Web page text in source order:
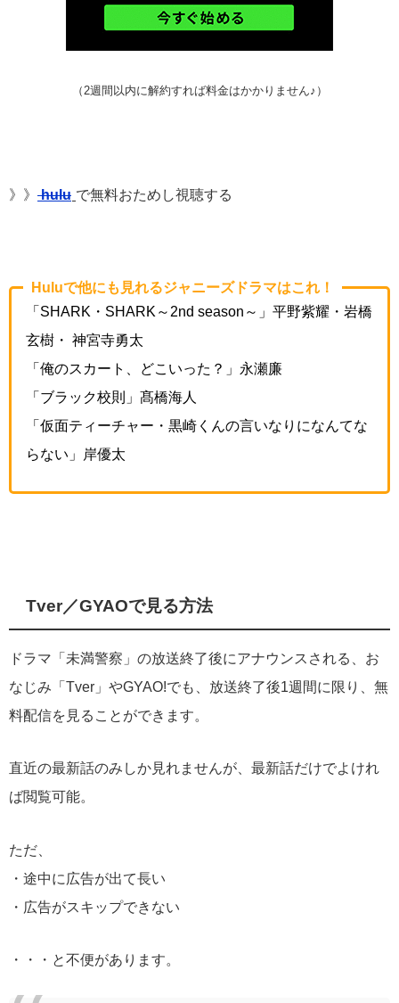
（2週間以内に解約すれば料金はかかりません♪）
》》 hulu で無料おためし視聴する
Huluで他にも見れるジャニーズドラマはこれ！
「SHARK・SHARK～2nd season～」平野紫耀・岩橋
玄樹・ 神宮寺勇太
「俺のスカート、どこいった？」永瀬廉
「ブラック校則」髙橋海人
「仮面ティーチャー・黒崎くんの言いなりになんてな
らない」岸優太
Tver／GYAOで見る方法
ドラマ「未満警察」の放送終了後にアナウンスされる、お
なじみ「Tver」やGYAO!でも、放送終了後1週間に限り、無
料配信を見ることができます。
直近の最新話のみしか見れませんが、最新話だけでよけれ
ば閲覧可能。
ただ、
・途中に広告が出て長い
・広告がスキップできない
・・・と不便があります。